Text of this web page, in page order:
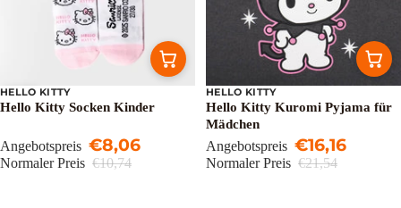
Sale
HELLO KITTY
Hello Kitty Socken Kinder
Angebotspreis €8,06
Normaler Preis €10,74
Sale
HELLO KITTY
Hello Kitty Kuromi Pyjama für
Mädchen
Angebotspreis €16,16
Normaler Preis €21,54